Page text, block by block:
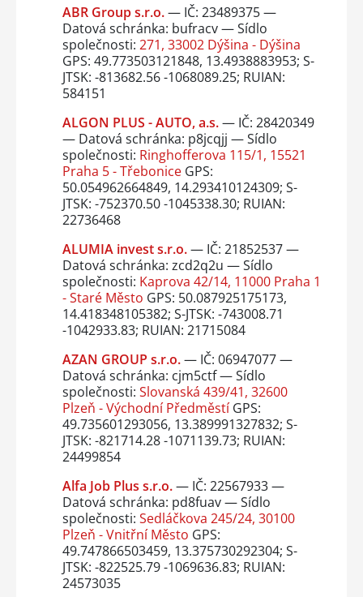
ABR Group s.r.o.— IČ: 23489375 —
Datová schránka: bufracv — Sídlo
společnosti: 271, 33002 Dýšina - Dýšina
GPS: 49.773503121848, 13.4938883953; S-
JTSK: -813682.56 -1068089.25; RUIAN:
584151
ALGON PLUS - AUTO, a.s.— IČ: 28420349
— Datová schránka: p8jcqjj — Sídlo
společnosti: Ringhofferova 115/1, 15521
Praha 5 - TřeboniceGPS:
50.054962664849, 14.293410124309; S-
JTSK: -752370.50 -1045338.30; RUIAN:
22736468
ALUMIA invest s.r.o.— IČ: 21852537 —
Datová schránka: zcd2q2u — Sídlo
společnosti: Kaprova 42/14, 11000 Praha 1
- Staré Město GPS: 50.087925175173,
14.418348105382; S-JTSK: -743008.71
-1042933.83; RUIAN: 21715084
AZAN GROUP s.r.o.— IČ: 06947077 —
Datová schránka: cjm5ctf — Sídlo
společnosti: Slovanská 439/41, 32600
Plzeň - Východní PředměstíGPS:
49.735601293056, 13.389991327832; S-
JTSK: -821714.28 -1071139.73; RUIAN:
24499854
Alfa Job Plus s.r.o.— IČ: 22567933 —
Datová schránka: pd8fuav — Sídlo
společnosti: Sedláčkova 245/24, 30100
Plzeň - Vnitřní Město GPS:
49.747866503459, 13.375730292304; S-
JTSK: -822525.79 -1069636.83; RUIAN:
24573035